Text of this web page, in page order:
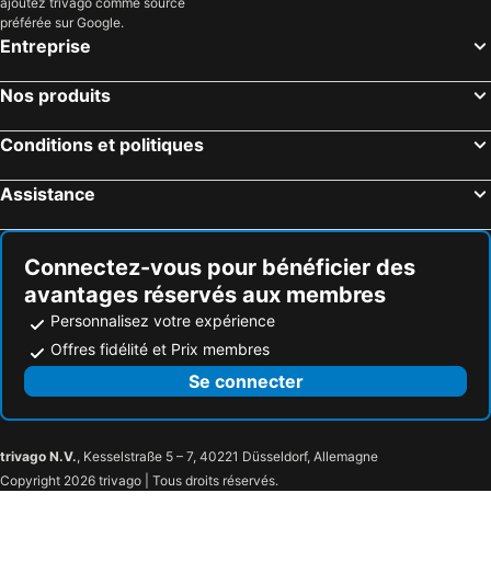
préférée sur Google.
Entreprise
Nos produits
Conditions et politiques
Assistance
Connectez-vous pour bénéficier des
avantages réservés aux membres
Personnalisez votre expérience
Offres fidélité et Prix membres
Se connecter
trivago N.V., Kesselstraße 5 – 7, 40221 Düsseldorf, Allemagne
Copyright 2026 trivago | Tous droits réservés.